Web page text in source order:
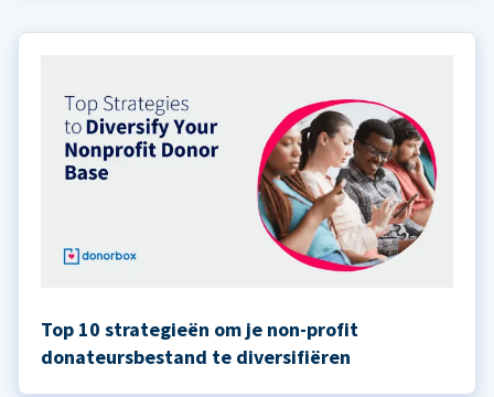
Top 10 strategieën om je non-profit
donateursbestand te diversifiëren